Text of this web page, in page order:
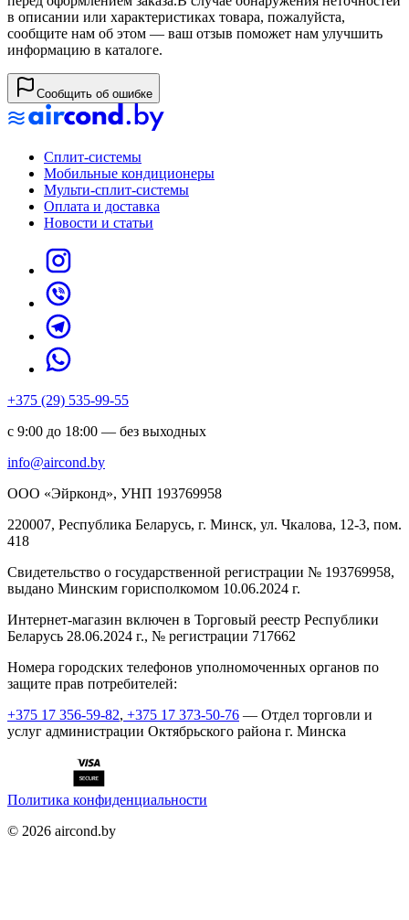
в описании или характеристиках товара, пожалуйста,
сообщите нам об этом — ваш отзыв поможет нам улучшить
информацию в каталоге.
Сообщить об ошибке
Сплит-системы
Мобильные кондиционеры
Мульти-сплит-системы
Оплата и доставка
Новости и статьи
+375 (29) 535-99-55
с 9:00 до 18:00 — без выходных
info@aircond.by
ООО «Эйрконд», УНП 193769958
220007, Республика Беларусь, г. Минск, ул. Чкалова, 12-3, пом.
418
Cвидетельство о государственной регистрации № 193769958,
выдано Минским горисполкомом 10.06.2024 г.
Интернет-магазин включен в Торговый реестр Республики
Беларусь 28.06.2024 г., № регистрации 717662
Номера городских телефонов уполномоченных органов по
защите прав потребителей:
+375 17 356-59-82, +375 17 373-50-76 — Отдел торговли и
услуг администрации Октябрьского района г. Минска
Политика конфиденциальности
© 2026 aircond.by